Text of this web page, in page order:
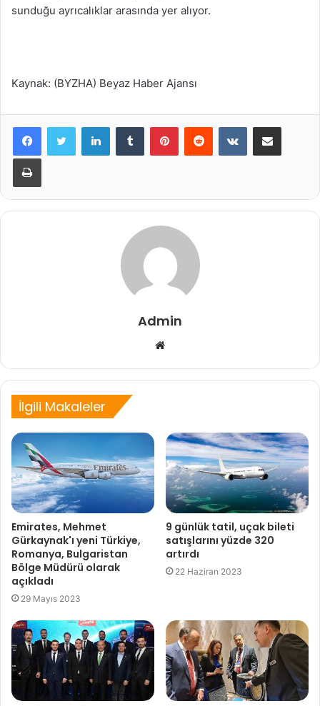
sunduğu ayrıcalıklar arasında yer alıyor.
Kaynak: (BYZHA) Beyaz Haber Ajansı
LinkedInTumblr PinterestReddit VKontakteE-Posta ile paylaş
Yazdır
Admin
Web
İlgili Makaleler
Emirates, Mehmet
Gürkaynak'ı yeni Türkiye,
Romanya, Bulgaristan
Bölge Müdürü olarak
açıkladı
29 Mayıs 2023
9 günlük tatil, uçak bileti
satışlarını yüzde 320
artırdı
22 Haziran 2023